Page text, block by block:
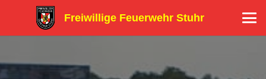
Freiwillige Feuerwehr Stuhr